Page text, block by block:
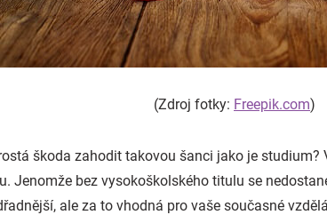
(Zdroj fotky: Freepik.com)
škoda zahodit takovou šanci jako je
Jenomže bez vysokoškolského titulu se
ale za to vhodná pro vaše současné